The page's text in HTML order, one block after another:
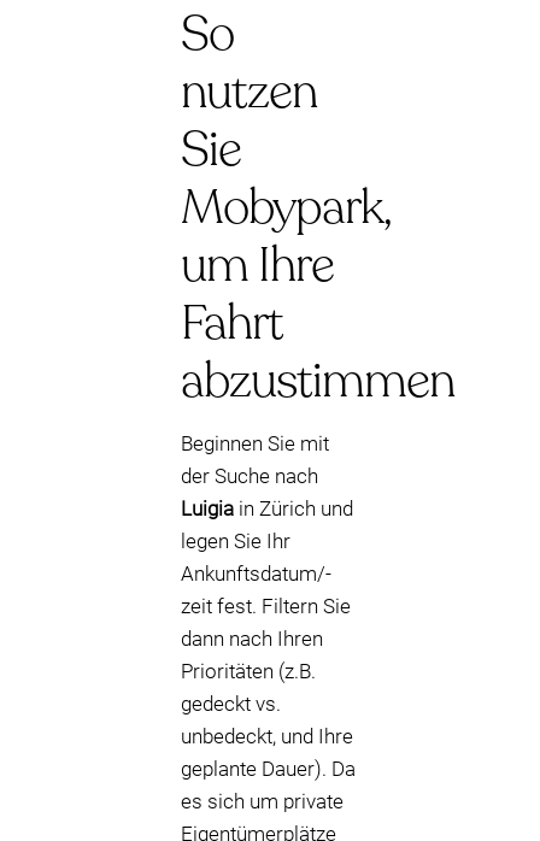
So
nutzen
Sie
Mobypark,
um Ihre
Fahrt
abzustimmen
Beginnen Sie mit
der Suche nach
Luigia in Zürich und
legen Sie Ihr
Ankunftsdatum/-
zeit fest. Filtern Sie
dann nach Ihren
Prioritäten (z.B.
gedeckt vs.
unbedeckt, und Ihre
geplante Dauer). Da
es sich um private
Eigentümerplätze